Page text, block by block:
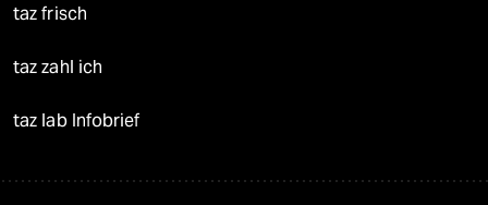
taz frisch
taz zahl ich
taz lab Infobrief